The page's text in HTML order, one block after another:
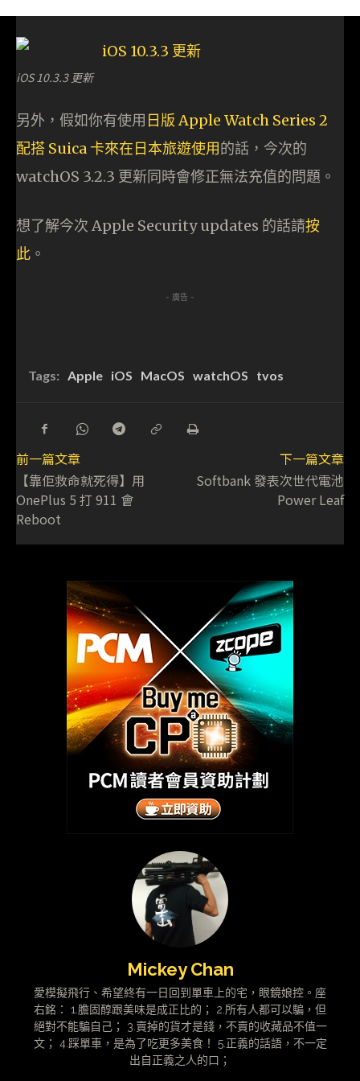
iOS 10.3.3 更新
另外，假如你有使用 日版 Apple Watch Series 2
配搭 Suica 卡來在日本旅遊使用的話，今次的
watchOS 3.2.3 更新同時會修正無法充值的問題。
想了解今次 Apple Security updates 的話請按
此 。
- 廣告 -
Tags: Apple iOS MacOS watchOS tvos
前一篇文章
【靠佢救命就死得】用
OnePlus 5 打 911 會
Reboot
下一篇文章
Softbank 發表次世代電池
Power Leaf
Mickey Chan
愛模擬飛行、希望終有一日回到單車上的宅，眼鏡娘控。座
右銘： 1.膽固醇跟美味是成正比的； 2.所有人都可以騙，但
絕對不能騙自己； 3.賣掉的貨才是錢，不賣的收藏品不值一
文； 4.踩單車，是為了吃更多美食！ 5.正義的話語，不一定
出自正義之人的口；